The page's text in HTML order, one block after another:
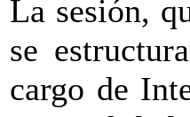
La sesión,
se
cargo de